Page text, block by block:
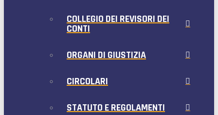
COLLEGIO DEI REVISORI DEI
CONTI
ORGANI DI GIUSTIZIA
CIRCOLARI
STATUTO E REGOLAMENTI